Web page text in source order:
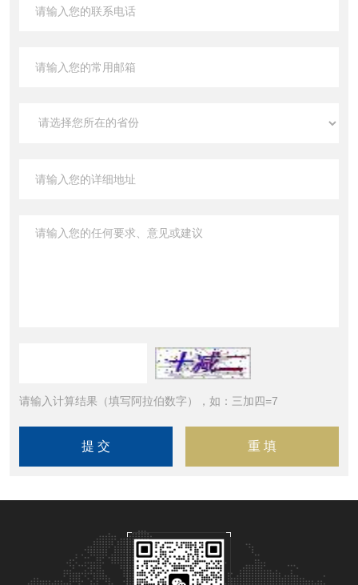
请输入计算结果（填写阿拉伯数字），如：三加四=7